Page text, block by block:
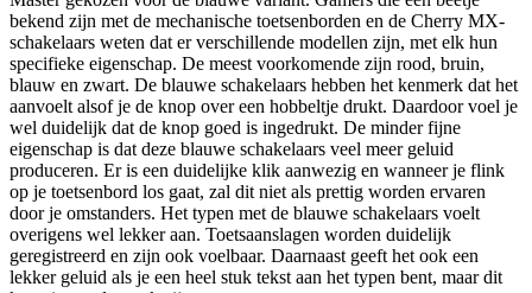
bekend zijn met de mechanische toetsenborden en de Cherry MX-
schakelaars weten dat er verschillende modellen zijn, met elk hun
specifieke eigenschap. De meest voorkomende zijn rood, bruin,
blauw en zwart. De blauwe schakelaars hebben het kenmerk dat het
aanvoelt alsof je de knop over een hobbeltje drukt. Daardoor voel je
wel duidelijk dat de knop goed is ingedrukt. De minder fijne
eigenschap is dat deze blauwe schakelaars veel meer geluid
produceren. Er is een duidelijke klik aanwezig en wanneer je flink
op je toetsenbord los gaat, zal dit niet als prettig worden ervaren
door je omstanders. Het typen met de blauwe schakelaars voelt
overigens wel lekker aan. Toetsaanslagen worden duidelijk
geregistreerd en zijn ook voelbaar. Daarnaast geeft het ook een
lekker geluid als je een heel stuk tekst aan het typen bent, maar dit